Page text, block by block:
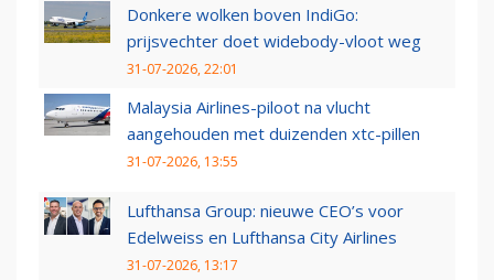
Donkere wolken boven IndiGo:
prijsvechter doet widebody-vloot weg
31-07-2026, 22:01
Malaysia Airlines-piloot na vlucht
aangehouden met duizenden xtc-pillen
31-07-2026, 13:55
Lufthansa Group: nieuwe CEO’s voor
Edelweiss en Lufthansa City Airlines
31-07-2026, 13:17